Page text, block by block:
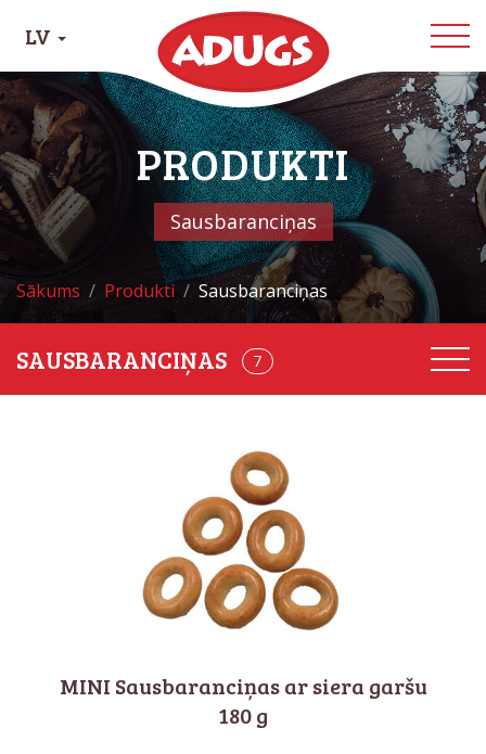
LV
PRODUKTI
Sausbaranciņas
Sākums Produkti Sausbaranciņas
7
MINI Sausbaranciņas ar siera garšu
180 g